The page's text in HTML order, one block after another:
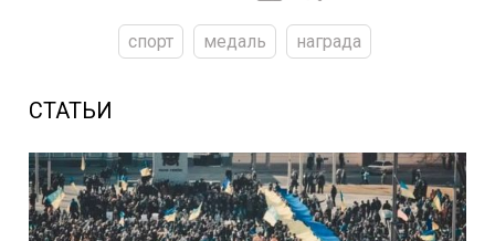
спорт медаль награда
СТАТЬИ